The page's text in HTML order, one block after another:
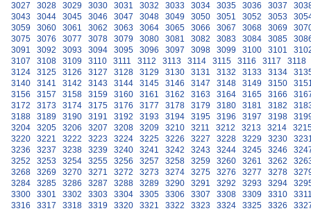
3027
3028 3029 3030 3031 3032 3033 3034 3035 3036 3037
3043
3044 3045 3046 3047 3048 3049 3050 3051 3052 3053
3059
3060 3061 3062 3063 3064 3065 3066 3067 3068 3069
3075
3076 3077 3078 3079 3080 3081 3082 3083 3084 3085
3091
3092 3093 3094 3095 3096 3097 3098 3099 3100 3101
3107
3108 3109 3110 3111 3112 3113 3114 3115 3116 3117
3118
3124
3125 3126 3127 3128 3129 3130 3131 3132 3133 3134
3140
3141 3142 3143 3144 3145 3146 3147 3148 3149 3150
3156
3157 3158 3159 3160 3161 3162 3163 3164 3165 3166
3172
3173 3174 3175 3176 3177 3178 3179 3180 3181 3182
3188
3189 3190 3191 3192 3193 3194 3195 3196 3197 3198
3204
3205 3206 3207 3208 3209 3210 3211 3212 3213 3214
3220
3221 3222 3223 3224 3225 3226 3227 3228 3229 3230
3236
3237 3238 3239 3240 3241 3242 3243 3244 3245 3246
3252
3253 3254 3255 3256 3257 3258 3259 3260 3261 3262
3268
3269 3270 3271 3272 3273 3274 3275 3276 3277 3278
3284
3285 3286 3287 3288 3289 3290 3291 3292 3293 3294
3300
3301 3302 3303 3304 3305 3306 3307 3308 3309 3310
3316
3317 3318 3319 3320 3321 3322 3323 3324 3325 3326